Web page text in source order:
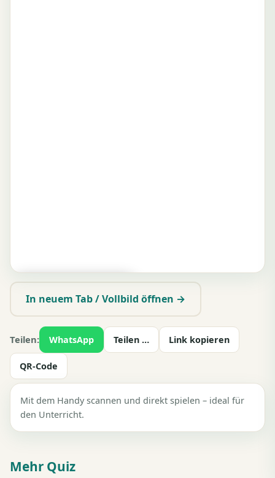
▶ Zum Spielen tippen
In neuem Tab / Vollbild öffnen →
Teilen: WhatsApp Teilen … Link kopieren
QR-Code
Mit dem Handy scannen und direkt spielen – ideal für
den Unterricht.
Mehr Quiz